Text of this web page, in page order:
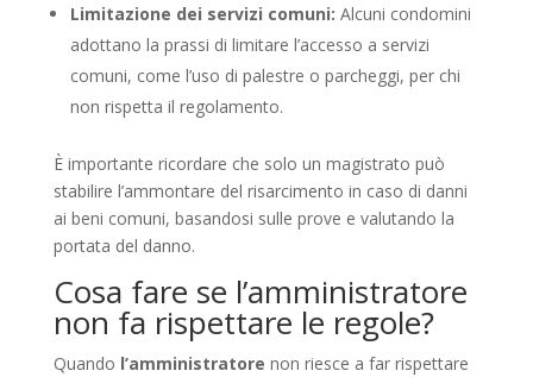
Limitazione dei servizi comuni: Alcuni condomini
adottano la prassi di limitare l’accesso a servizi
comuni, come l’uso di palestre o parcheggi, per chi
non rispetta il regolamento.
È importante ricordare che solo un magistrato può
stabilire l’ammontare del risarcimento in caso di danni
ai beni comuni, basandosi sulle prove e valutando la
portata del danno.
Cosa fare se l’amministratore
non fa rispettare le regole?
Quando l’amministratore non riesce a far rispettare